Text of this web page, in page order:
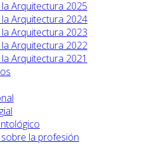
Arquitectura 2025
Arquitectura 2024
Arquitectura 2023
Arquitectura 2022
Arquitectura 2021
la profesión